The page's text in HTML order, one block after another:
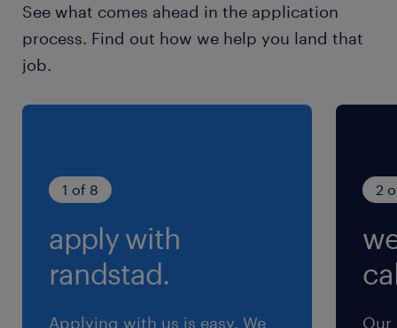
就業時間
8:30-17:00（実働7時間30分・休憩60分）
残業
交通費
※車通勤の場合はガソリン代支給（規程あり）
See what comes ahead in the application
process. Find out how we help you land that
job.
1 of 8
apply with
randstad.
Applying with us is easy. We
2
Our